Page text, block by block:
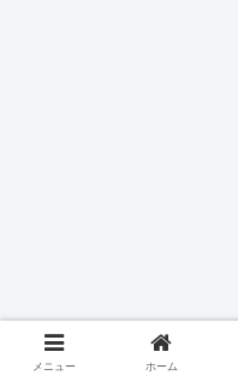
メニュー ホーム